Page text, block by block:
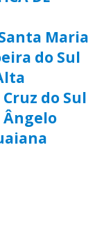
Maria
do Sul
do Sul
Ângelo